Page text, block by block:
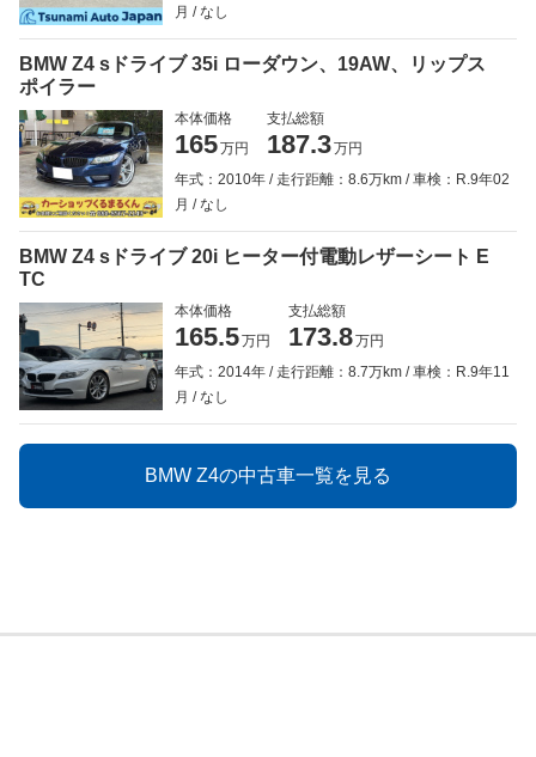
月
なし
BMW Z4 sドライブ 35i ローダウン、19AW、リップス
ポイラー
本体価格
165万円
支払総額
187.3万円
年式：2010年
走行距離：8.6万km
車検：R.9年02
月
なし
BMW Z4 sドライブ 20i ヒーター付電動レザーシート E
TC
本体価格
165.5万円
支払総額
173.8万円
年式：2014年
走行距離：8.7万km
車検：R.9年11
月
なし
BMW Z4の中古車一覧を見る